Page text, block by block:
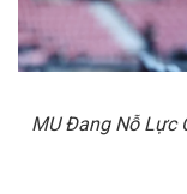
MU Đang Nỗ Lực